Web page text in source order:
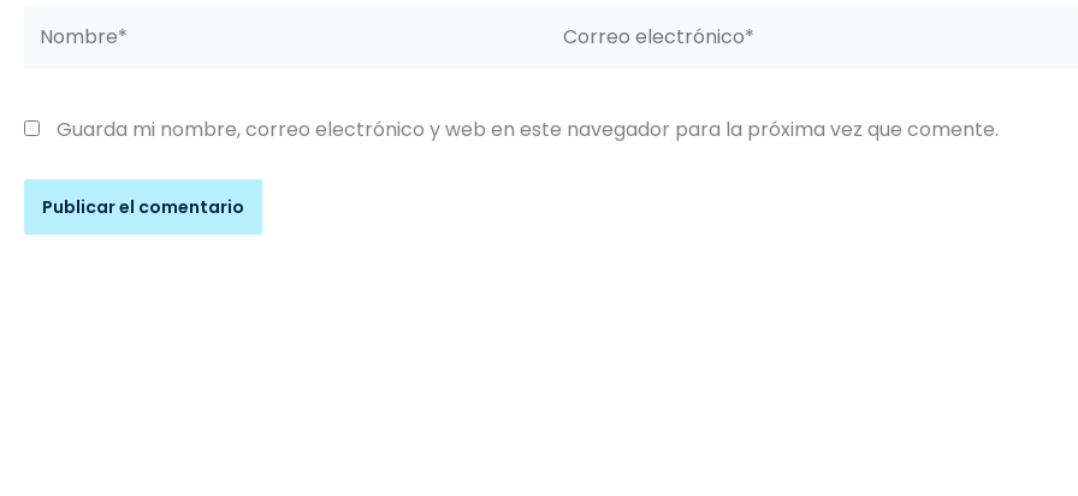
electrónico*
Guarda mi nombre, correo electrónico y web en este navegador para la próxima vez que comente.